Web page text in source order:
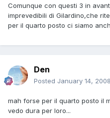
Comunque con questi 3 in
imprevedibili di Gilardino,che
per il quarto posto ci siamo
Den
Posted January 14, 2008
mah forse per il quarto posto il
vedo dura per loro...